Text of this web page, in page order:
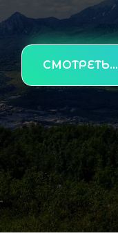
СМОТРЕТЬ...